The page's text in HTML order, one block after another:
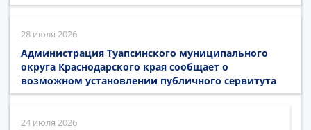
28 июля 2026
Администрация Туапсинского муниципального
округа Краснодарского края сообщает о
возможном установлении публичного сервитута
24 июля 2026